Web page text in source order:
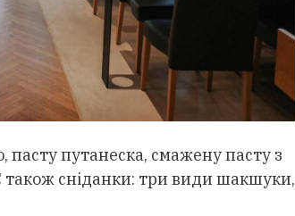
путанеска, смажену пасту з
також сніданки: три види шакшуки,